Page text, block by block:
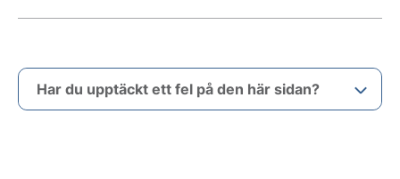
Har du upptäckt ett fel på den här sidan?